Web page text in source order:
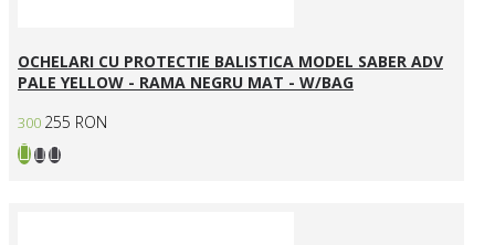
OCHELARI CU PROTECTIE BALISTICA MODEL SABER ADV
PALE YELLOW - RAMA NEGRU MAT - W/BAG
300 255 RON